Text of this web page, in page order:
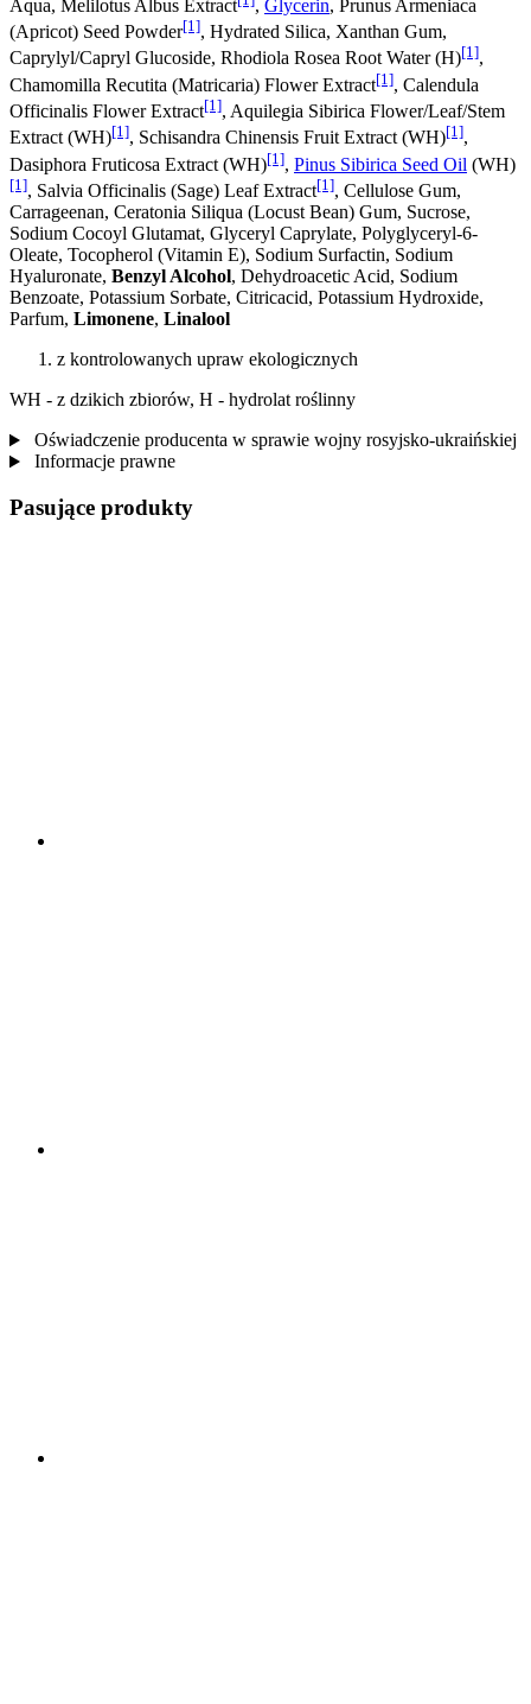
Aqua, Melilotus Albus Extract , Glycerin, Prunus Armeniaca
(Apricot) Seed Powder[1], Hydrated Silica, Xanthan Gum,
Caprylyl/Capryl Glucoside, Rhodiola Rosea Root Water (H)[1],
Chamomilla Recutita (Matricaria) Flower Extract[1], Calendula
Officinalis Flower Extract[1], Aquilegia Sibirica Flower/Leaf/Stem
Extract (WH)[1], Schisandra Chinensis Fruit Extract (WH)[1],
Dasiphora Fruticosa Extract (WH)[1], Pinus Sibirica Seed Oil (WH)
[1], Salvia Officinalis (Sage) Leaf Extract[1], Cellulose Gum,
Carrageenan, Ceratonia Siliqua (Locust Bean) Gum, Sucrose,
Sodium Cocoyl Glutamat, Glyceryl Caprylate, Polyglyceryl-6-
Oleate, Tocopherol (Vitamin E), Sodium Surfactin, Sodium
Hyaluronate, Benzyl Alcohol, Dehydroacetic Acid, Sodium
Benzoate, Potassium Sorbate, Citricacid, Potassium Hydroxide,
Parfum, Limonene, Linalool
z kontrolowanych upraw ekologicznych
WH - z dzikich zbiorów, H - hydrolat roślinny
Oświadczenie producenta w sprawie wojny rosyjsko-ukraińskiej
Informacje prawne
Pasujące produkty